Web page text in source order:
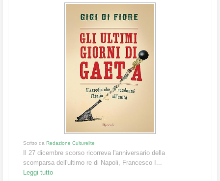
Scritto da Redazione Culturelite
Il 27 dicembre scorso ricorreva l'anniversario della
scomparsa dell'ultimo re di Napoli, Francesco I...
Leggi tutto